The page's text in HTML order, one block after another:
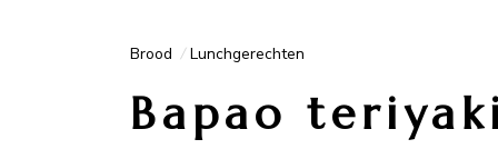
Brood Lunchgerechten
Bapao